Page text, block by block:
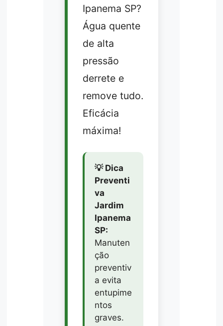
Ipanema SP?
Água quente
de alta
pressão
derrete e
remove tudo.
Eficácia
máxima!
💡 Dica
Preventi
va
Jardim
Ipanema
SP:
Manuten
ção
preventiv
a evita
entupime
ntos
graves.